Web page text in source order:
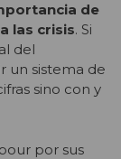
de
las crisis. Si
del
un sistema de
sino con y
por sus